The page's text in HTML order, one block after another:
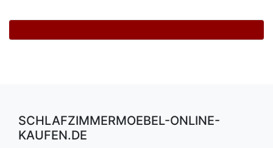
SCHLAFZIMMERMOEBEL-ONLINE-
KAUFEN.DE
Letz-
Schlafzimmer-